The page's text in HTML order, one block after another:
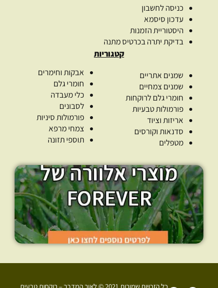
כניסה לחשבון
עדכון סיסמא
היסטוריית הזמנות
בדיקת יתרה בכרטיס מתנה
קטגוריות
שמנים אתריים
שמנים צמחיים
חומרי גלם לרוקחות
פורמולות טבעיות
אריזות וציוד
סדנאות וקורסים
מטפלים
אבקות וחימרים
חומרי גלם
כלי מעבדה
לסבונים
פורמולות סיניות
צמחי מרפא
תוספי תזונה
כל הזכויות שמורות 2021 © לאור המדבר – רוקחות טבעית